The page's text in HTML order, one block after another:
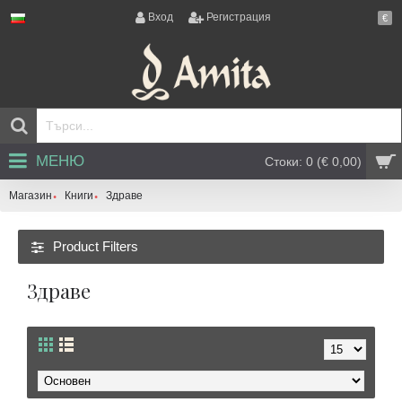
Вход Регистрация €
Стоки: 0 (€ 0,00)
МЕНЮ
Магазин Книги Здраве
Product Filters
Здраве